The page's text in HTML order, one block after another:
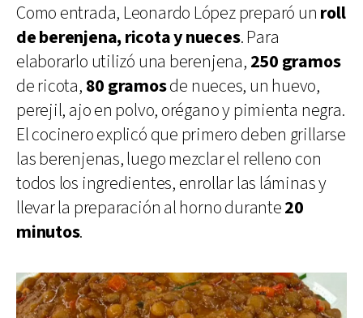
Como entrada, Leonardo López preparó un roll
de berenjena, ricota y nueces. Para
elaborarlo utilizó una berenjena, 250 gramos
de ricota, 80 gramosde nueces, un huevo,
perejil, ajo en polvo, orégano y pimienta negra.
El cocinero explicó que primero deben grillarse
las berenjenas, luego mezclar el relleno con
todos los ingredientes, enrollar las láminas y
llevar la preparación al horno durante20
minutos.